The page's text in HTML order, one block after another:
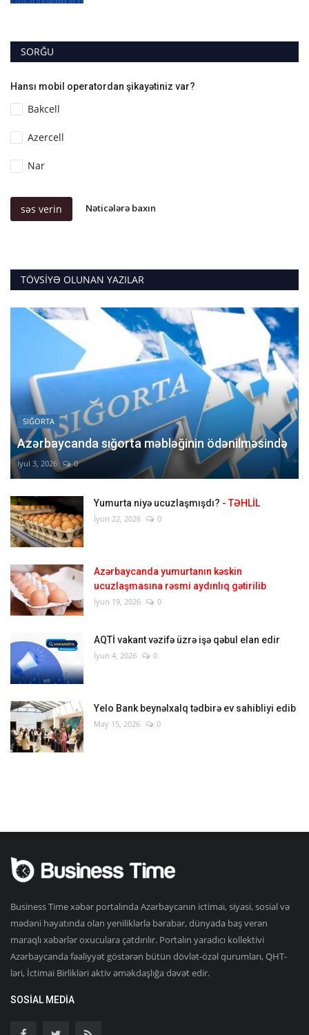
SORĞU
Hansı mobil operatordan şikayətiniz var?
Bakcell
Azercell
Nar
səs verin Nəticələrə baxın
TÖVSIYƏ OLUNAN YAZILAR
SIĞORTA
Azərbaycanda sığorta məbləğinin ödənilməsində
İyul 3, 2026 0
Yumurta niyə ucuzlaşmışdı? - TƏHLİL
İyun 22, 2026 0
Azərbaycanda yumurtanın kəskin
ucuzlaşmasına rəsmi aydınlıq gətirilib
İyun 19, 2026 0
AQTİ vakant vəzifə üzrə işə qəbul elan edir
İyun 4, 2026 0
Yelo Bank beynəlxalq tədbirə ev sahibliyi edib
May 15, 2026 0
Business Time xəbər portalında Azərbaycanın ictimai, siyasi, sosial və
mədəni həyatında olan yeniliklərlə bərabər, dünyada baş verən
maraqlı xəbərlər oxuculara çatdırılır. Portalın yaradıcı kollektivi
Azərbaycanda fəaliyyət göstərən bütün dövlət-özəl qurumları, QHT-
ləri, İctimai Birlikləri aktiv əməkdaşlığa dəvət edir.
SOSIAL MEDIA